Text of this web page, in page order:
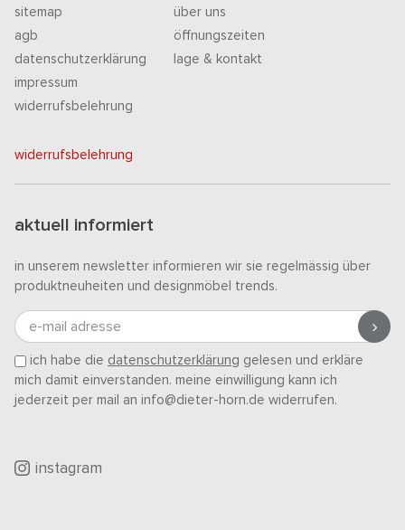
sitemap
agb
datenschutzerklärung
impressum
widerrufsbelehrung
über uns
öffnungszeiten
lage & kontakt
widerrufsbelehrung
aktuell informiert
in unserem newsletter informieren wir sie regelmässig über
produktneuheiten und designmöbel trends.
e-mail adresse
ich habe die datenschutzerklärung gelesen und erkläre
mich damit einverstanden. meine einwilligung kann ich
jederzeit per mail an info@dieter-horn.de widerrufen.
instagram